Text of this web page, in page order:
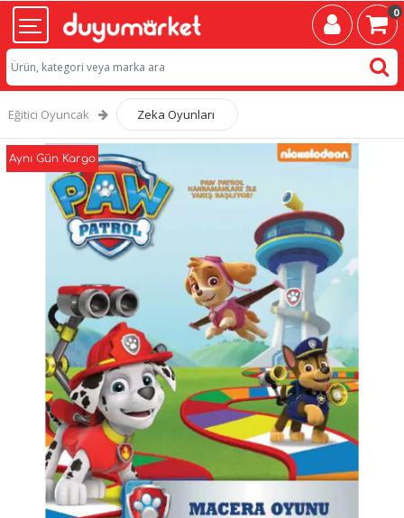
0
Eğitici Oyuncak Zeka Oyunları
Aynı Gün Kargo